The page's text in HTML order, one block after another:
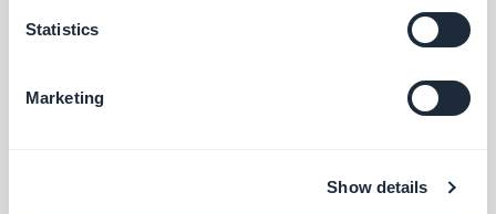
Statistics
Marketing
Show details
UM WEITER ZU GEHEN :